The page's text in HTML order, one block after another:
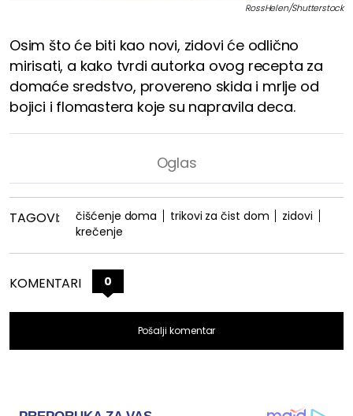
RossHelen/Shutterstock
Osim što će biti kao novi, zidovi će odlično
mirisati, a kako tvrdi autorka ovog recepta za
domaće sredstvo, provereno skida i mrlje od
bojici i flomastera koje su napravila deca.
TAGOVI: čišćenje doma trikovi za čist dom
zidovi
krečenje
KOMENTARI 0
Pošalji komentar